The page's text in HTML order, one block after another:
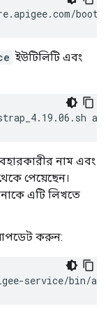
ইউটিলিটি এবং
নাম এবং
পেয়েছেন।
এটি লিখতে
করুন:
service/bin/